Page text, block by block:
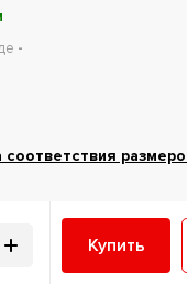
-
соответствия
Купить